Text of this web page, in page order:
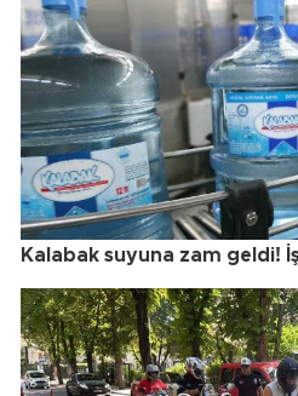
Kalabak suyuna zam geldi!